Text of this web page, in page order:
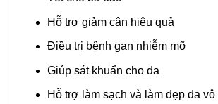
Hỗ trợ giảm cân hiệu quả
Điều trị bệnh gan nhiễm mỡ
Giúp sát khuẩn cho da
Hỗ trợ làm sạch và làm đẹp da